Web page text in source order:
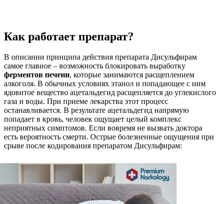
Как работает препарат?
В описании принципа действия препарата Дисульфирам
самое главное – возможность блокировать выработку
ферментов печени, которые занимаются расщеплением
алкоголя. В обычных условиях этанол и попадающее с ним
ядовитое вещество ацетальдегид расщепляется до углекислого
газа и воды. При приеме лекарства этот процесс
останавливается. В результате ацетальдегид напрямую
попадает в кровь, человек ощущает целый комплекс
неприятных симптомов. Если вовремя не вызвать доктора
есть вероятность смерти. Острые болезненные ощущения при
срыве после кодирования препаратом Дисульфирам: